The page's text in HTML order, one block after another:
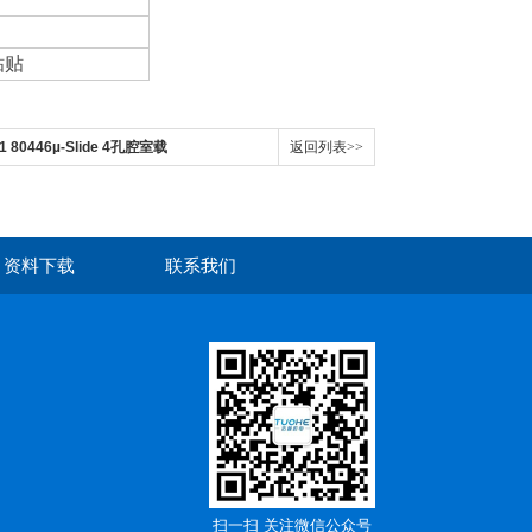
贴
80446µ-Slide 4孔腔室载 返回列表>>
资料下载 联系我们
扫一扫 关注微信公众号